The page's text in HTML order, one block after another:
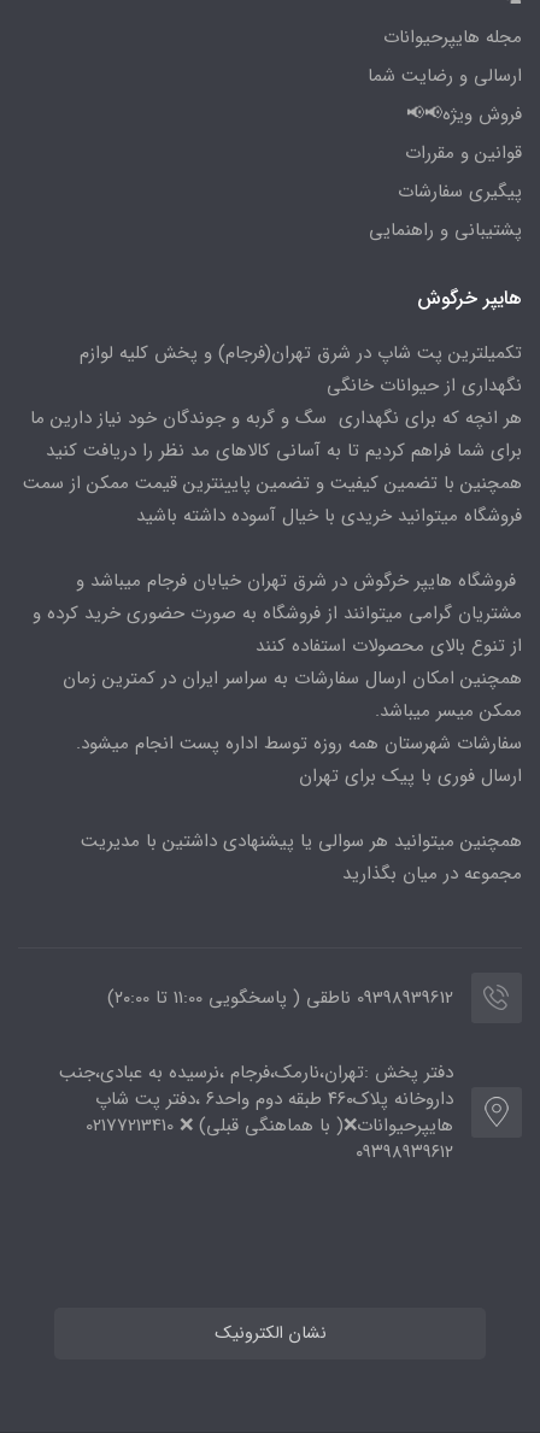
مجله هایپرحیوانات
ارسالی و رضایت شما
فروش ویژه📢📢
قوانین و مقررات
پیگیری سفارشات
پشتیبانی و راهنمایی
هایپر خرگوش
تکمیلترین پت شاپ در شرق تهران(فرجام) و پخش کلیه لوازم
نگهداری از حیوانات خانگی
هر انچه که برای نگهداری سگ و گربه و جوندگان خود نیاز دارین ما
برای شما فراهم کردیم تا به آسانی کالاهای مد نظر را دریافت کنید
همچنین با تضمین کیفیت و تضمین پایینترین قیمت ممکن از سمت
فروشگاه میتوانید خریدی با خیال آسوده داشته باشید
فروشگاه هایپر خرگوش در شرق تهران خیابان فرجام میباشد و
مشتریان گرامی میتوانند از فروشگاه به صورت حضوری خرید کرده و
از تنوع بالای محصولات استفاده کنند
همچنین امکان ارسال سفارشات به سراسر ایران در کمترین زمان
ممکن میسر میباشد.
سفارشات شهرستان همه روزه توسط اداره پست انجام میشود.
ارسال فوری با پیک برای تهران
همچنین میتوانید هر سوالی یا پیشنهادی داشتین با مدیریت
مجموعه در میان بگذارید
09398939612 ناطقی ( پاسخگویی 11:00 تا ۲۰:00)
دفتر پخش :تهران،نارمک،فرجام ،نرسیده به عبادی،جنب
داروخانه پلاک۴۶۰ طبقه دوم واحد۶ ،دفتر پت شاپ
هایپرحیوانات❌( با هماهنگی قبلی) ❌ 02177213410
۰۹۳۹۸۹۳۹۶۱۲
نشان الکترونیک